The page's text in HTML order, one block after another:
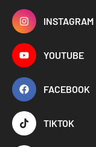
INSTAGRAM
YOUTUBE
FACEBOOK
TIKTOK